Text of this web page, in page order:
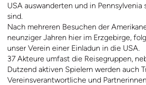
USA auswanderten und in Pennsylvenia
sind.
Nach mehreren Besuchen der
neunziger Jahren hier im Erzgebirge,
unser Verein einer Einladun in die USA.
37 Akteure umfast die Reisegruppen,
Dutzend aktiven Spielern werden auch
Vereinsverantwortliche und